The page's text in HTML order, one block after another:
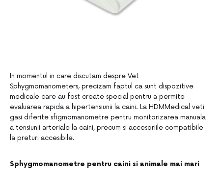
In momentul in care discutam despre Vet
Sphygmomanometers, precizam faptul ca sunt dispozitive
medicale care au fost create special pentru a permite
evaluarea rapida a hipertensiunii la caini. La HDMMedical veti
gasi diferite sfigmomanometre pentru monitorizarea manuala
a tensiunii arteriale la caini, precum si accesoriile compatibile
la preturi accesibile.
Sphygmomanometre pentru caini si animale mai mari